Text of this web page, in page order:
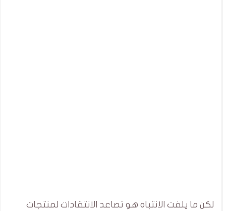
لكن ما يلفت الانتباه هو تصاعد الانتقادات لمنتجات